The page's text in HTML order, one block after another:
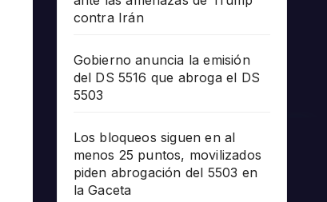
contra Irán
Gobierno anuncia la emisión
del DS 5516 que abroga el DS
5503
Los bloqueos siguen en al
menos 25 puntos, movilizados
piden abrogación del 5503 en
la Gaceta